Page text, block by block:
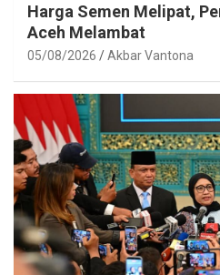
Harga Semen Melipat,
Aceh Melambat
05/08/2026 Akbar Vantona